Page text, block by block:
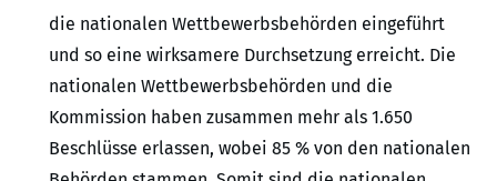
die nationalen Wettbewerbsbehörden eingeführt
und so eine wirksamere Durchsetzung erreicht. Die
nationalen Wettbewerbsbehörden und die
Kommission haben zusammen mehr als 1.650
Beschlüsse erlassen, wobei 85 % von den nationalen